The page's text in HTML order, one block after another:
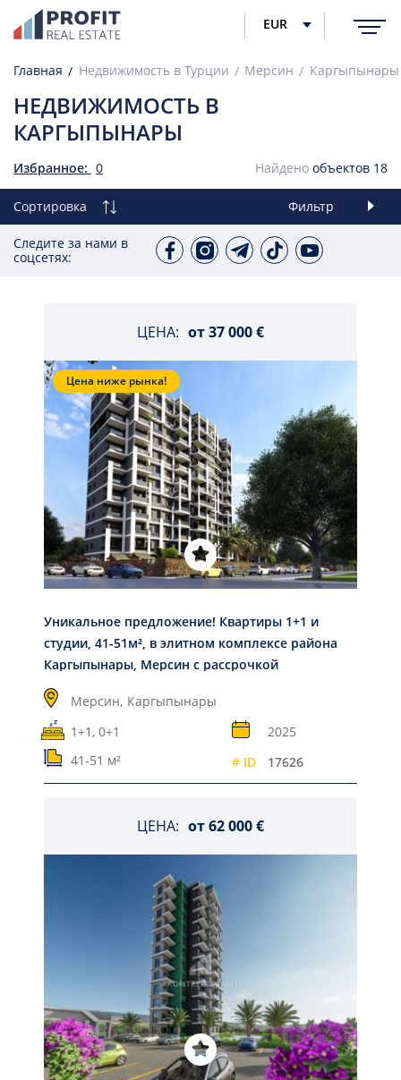
EUR
Главная Недвижимость в Турции Мерсин Каргыпынары
НЕДВИЖИМОСТЬ В
КАРГЫПЫНАРЫ
Избранное: 0 Найдено объектов 18
Сортировка Фильтр
Следите за нами в
соцсетях:
ЦЕНА: от37 000 €
Цена ниже рынка!
Уникальное предложение! Квартиры 1+1 и
студии, 41-51м², в элитном комплексе района
Каргыпынары, Мерсин с рассрочкой
Мерсин, Каргыпынары
1+1, 0+1
2025
41-51 м²
# ID 17626
ЦЕНА: от62 000 €